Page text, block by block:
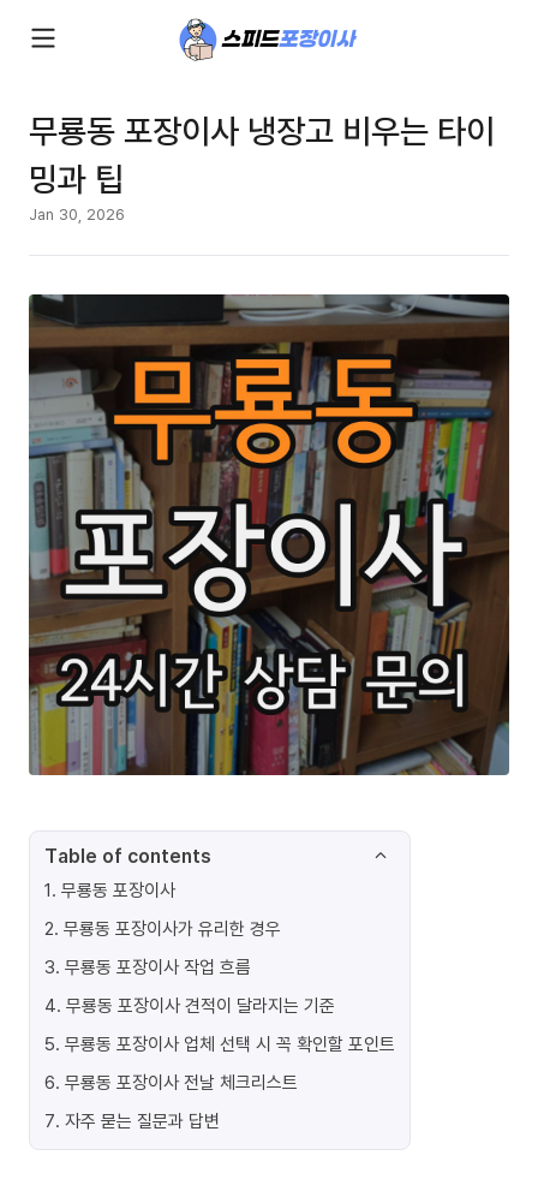
무룡동 포장이사 냉장고 비우는 타이
밍과 팁
Jan 30, 2026
Table of contents
1. 무룡동 포장이사
2. 무룡동 포장이사가 유리한 경우
3. 무룡동 포장이사 작업 흐름
4. 무룡동 포장이사 견적이 달라지는 기준
5. 무룡동 포장이사 업체 선택 시 꼭 확인할 포인트
6. 무룡동 포장이사 전날 체크리스트
7. 자주 묻는 질문과 답변